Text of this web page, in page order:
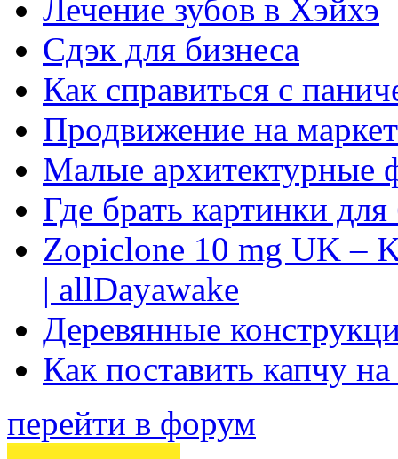
Лечение зубов в Хэйхэ
Сдэк для бизнеса
Как справиться с
Продвижение на
Малые архитектурные
Где брать картинки
Zopiclone 10 mg UK –
| allDayawake
Деревянные
Как поставить капчу
перейти в форум